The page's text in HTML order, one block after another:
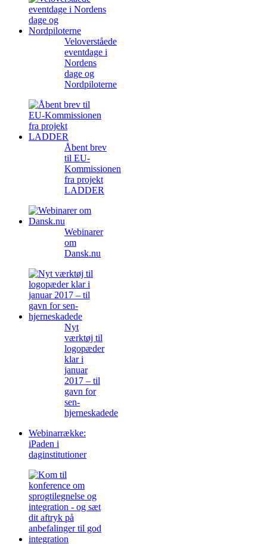
Veloverståede
eventdage i
Nordens
dage og
Nordpiloterne
Åbent brev
til EU-
Kommissionen
fra projekt
LADDER
Webinarer
om
Dansk.nu
Nyt
værktøj til
logopæder
klar i
januar
2017 – til
gavn for
sen-
hjerneskadede
Webinarrække:
iPaden i
daginstitutioner